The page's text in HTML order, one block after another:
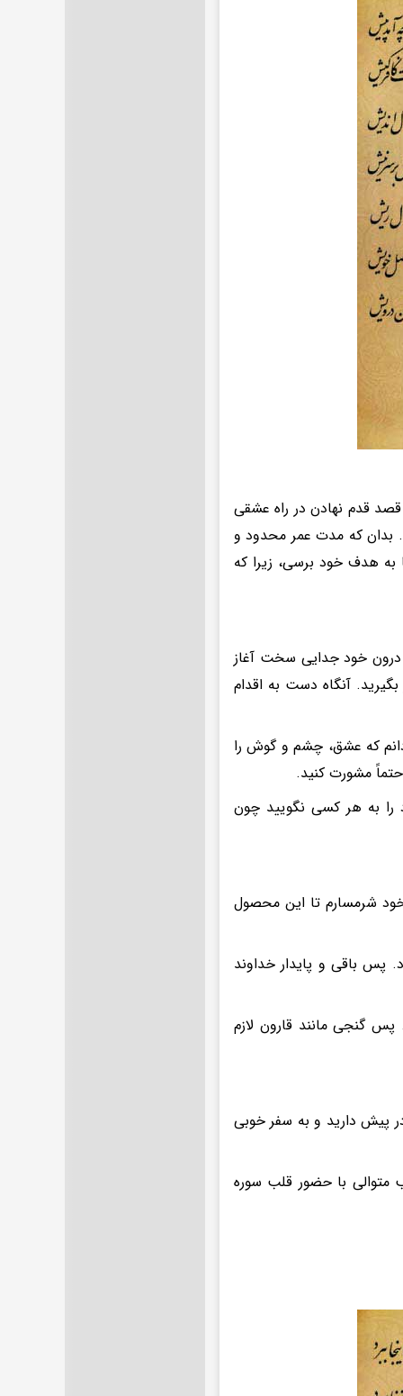
قدم نهادن در راه عشقی
بدان که مدت عمر محدود و
هدف خود برسی، زیرا که
درون خود جدایی سخت آغاز
آنگاه دست به اقدام
دانم که عشق، چشم و گوش را
مشورت کنید.
به هر کسی نگویید چون
شرمسارم تا این محصول
پس باقی و پایدار خداوند
گنجی مانند قارون لازم
پیش دارید و به سفر خوبی
شروع کرده اید و می خواهید عاقبت آن نیکو گردد، در ۵ شب متوالی با حضور قلب سوره